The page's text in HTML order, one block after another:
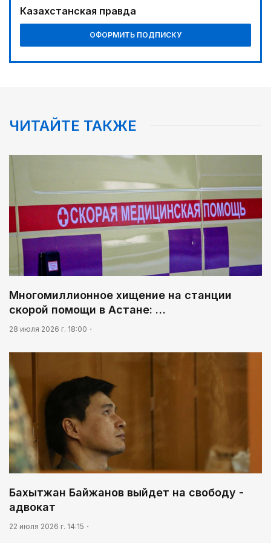
Казахстанская правда
ОФОРМИТЬ ПОДПИСКУ
ЧИТАЙТЕ ТАКЖЕ
Многомиллионное хищение на станции
скорой помощи в Астане: …
28 июля 2026 г. 18:00
Бахытжан Байжанов выйдет на свободу -
адвокат
22 июля 2026 г. 14:15